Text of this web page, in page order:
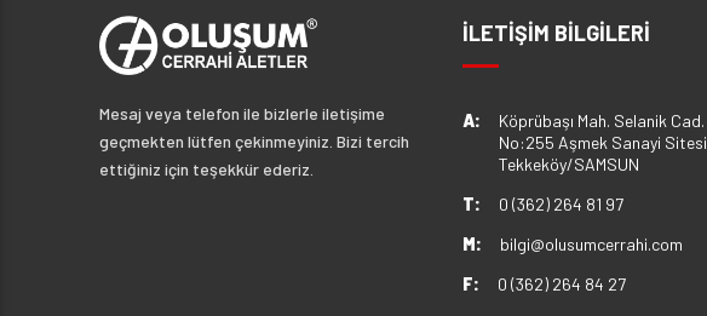
Mesaj veya telefon ile bizlerle iletişime
geçmekten lütfen çekinmeyiniz. Bizi tercih
ettiğiniz için teşekkür ederiz.
İLETİŞİM BİLGİLERİ
A:
Köprübaşı Mah. Selanik Cad.
No:255 Aşmek Sanayi Sitesi
Tekkeköy/SAMSUN
T:
0 (362) 264 81 97
M:
bilgi@olusumcerrahi.com
F:
0 (362) 264 84 27